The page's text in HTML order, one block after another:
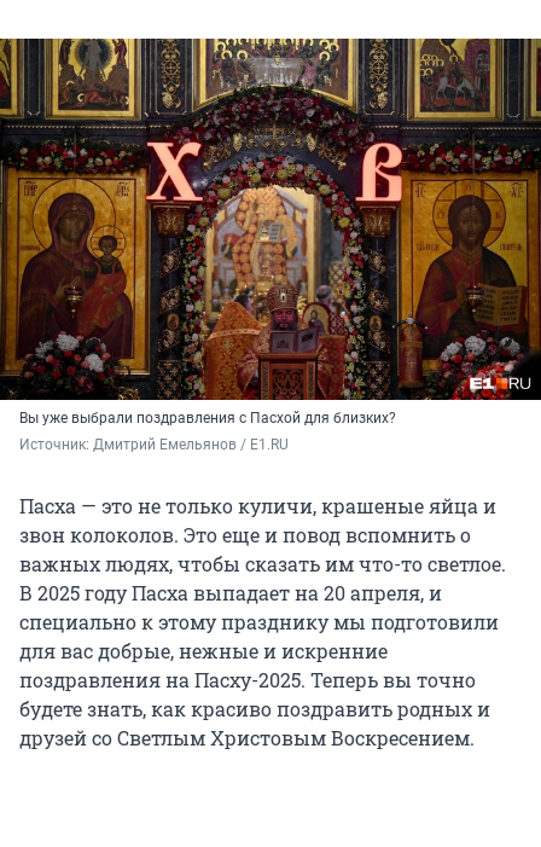
Вы уже выбрали поздравления с Пасхой для близких?
Источник: Дмитрий Емельянов / E1.RU
Пасха — это не только куличи, крашеные яйца и
звон колоколов. Это еще и повод вспомнить о
важных людях, чтобы сказать им что-то светлое.
В 2025 годуПасха выпадает на20 апреля, и
специально к этому празднику мы подготовили
для вас добрые, нежные и искренние
поздравления на Пасху-2025. Теперь вы точно
будете знать, как красиво поздравить родных и
друзей со Светлым Христовым Воскресением.